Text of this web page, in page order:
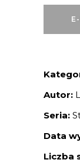
Autor:
Seria:
Data
Liczba